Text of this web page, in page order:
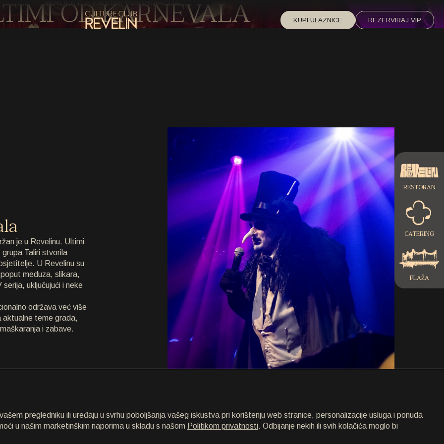
KUPI ULAZNICE REZERVIRAJ VIP
OD KARNEVALA
je u Revelinu. Ultimi
Taliri stvorila
U Revelinu su
meduza, slikara,
uključujući i neke
održava već više
aktualne teme grada,
i zabave.
RESTORAN
CATERING
PLAŽA
pregledniku ili uređaju u svrhu poboljšanja vašeg iskustva pri korištenju web stranice, personalizacije usluga i ponuda
u našim marketinškim naporima u skladu s našom Politikom privatnosti. Odbijanje nekih ili svih kolačića moglo bi